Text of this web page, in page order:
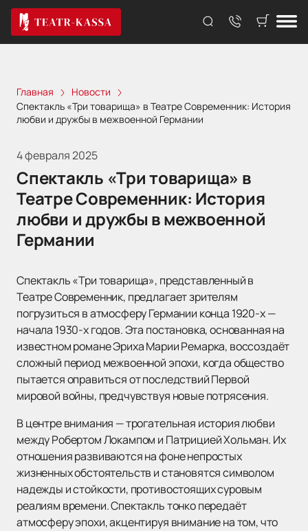
Главная
Новости
Спектакль «Три товарища» в Театре Современник: История
любви и дружбы в межвоенной Германии
4 февраля 2025
Спектакль «Три товарища» в
Театре Современник: История
любви и дружбы в межвоенной
Германии
Спектакль «Три товарища», представленный в
Театре Современник, предлагает зрителям
погрузиться в атмосферу Германии конца 1920-х —
начала 1930-х годов. Эта постановка, основанная на
известном романе Эриха Марии Ремарка, воссоздаёт
сложный период межвоенной эпохи, когда общество
пытается оправиться от последствий Первой
мировой войны, предчувствуя новые потрясения.
В центре внимания — трогательная история любви
между Робертом Локампом и Патрицией Хольман. Их
отношения развиваются на фоне непростых
жизненных обстоятельств и становятся символом
надежды и стойкости, противостоящих суровым
реалиям времени. Спектакль тонко передаёт
атмосферу эпохи, акцентируя внимание на том, что